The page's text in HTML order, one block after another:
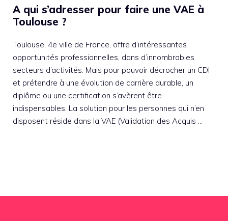
A qui s’adresser pour faire une VAE à
Toulouse ?
Toulouse, 4e ville de France, offre d’intéressantes
opportunités professionnelles, dans d’innombrables
secteurs d’activités. Mais pour pouvoir décrocher un CDI
et prétendre à une évolution de carrière durable, un
diplôme ou une certification s’avèrent être
indispensables. La solution pour les personnes qui n’en
disposent réside dans la VAE (Validation des Acquis …